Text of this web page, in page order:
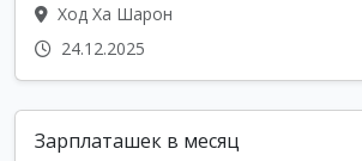
Ход Ха Шарон
24.12.2025
Зарплаташек в месяц